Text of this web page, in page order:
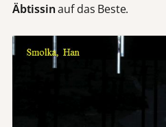
Äbtissinauf das Beste.